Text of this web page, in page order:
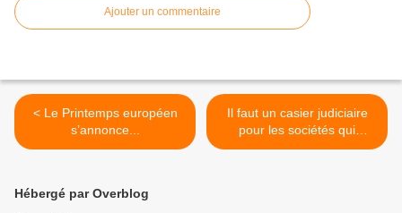
Ajouter un commentaire
< Le Printemps européen
s’annonce...
Il faut un casier judiciaire
pour les sociétés qui
arnaquent les salariés >
Hébergé par Overblog